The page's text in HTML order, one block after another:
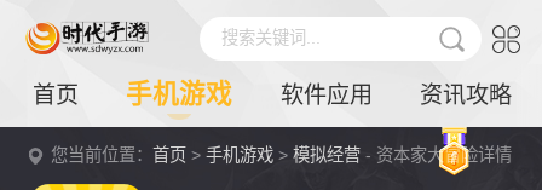
搜索关键词...
首页 手机游戏 软件应用 资讯攻略
您当前位置：首页 >手机游戏 >模拟经营 - 资本家大冒险详情